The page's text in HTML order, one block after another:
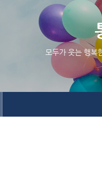
서식자료
채용정보
인재정보
관련사이
모두가 웃는 행복